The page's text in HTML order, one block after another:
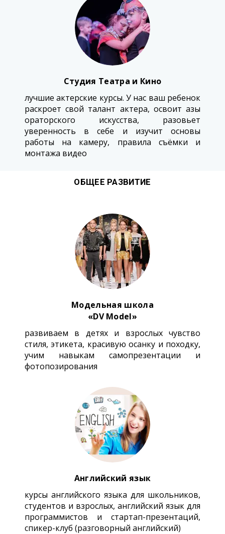
Студия Театра и Кино
лучшие актерские курсы. У нас ваш ребенок
раскроет свой талант актера, освоит азы
ораторского искусства, разовьет
уверенность в себе и изучит основы
работы на камеру, правила съёмки и
монтажа видео
ОБЩЕЕ РАЗВИТИЕ
Модельная школа
«DV Model»
развиваем в детях и взрослых чувство
стиля, этикета, красивую осанку и походку,
учим навыкам самопрезентации и
фотопозирования
Английский язык
курсы английского языка для школьников,
студентов и взрослых, английский язык для
программистов и стартап-презентаций,
спикер-клуб (разговорный английский)